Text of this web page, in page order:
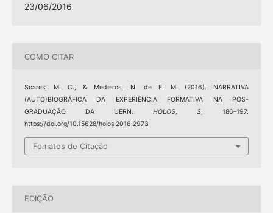
23/06/2016
COMO CITAR
Soares, M. C., & Medeiros, N. de F. M. (2016). NARRATIVA
(AUTO)BIOGRÁFICA DA EXPERIÊNCIA FORMATIVA NA PÓS-
GRADUAÇÃO DA UERN.HOLOS,3, 186–197.
https://doi.org/10.15628/holos.2016.2973
Fomatos de Citação
EDIÇÃO